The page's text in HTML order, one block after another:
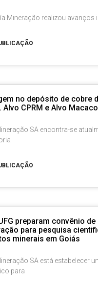
Mineração realizou avanços
no depósito de cobre
Alvo CPRM e Alvo
SA encontra-se
preparam convênio de
para pesquisa
minerais em Goiás
SA está estabelecer
para